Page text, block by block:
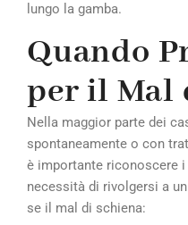
lungo la gamba.
Quando
per il Mal
Nella maggior parte dei
spontaneamente o con
è importante riconoscere
necessità di rivolgersi a
se il mal di schiena: